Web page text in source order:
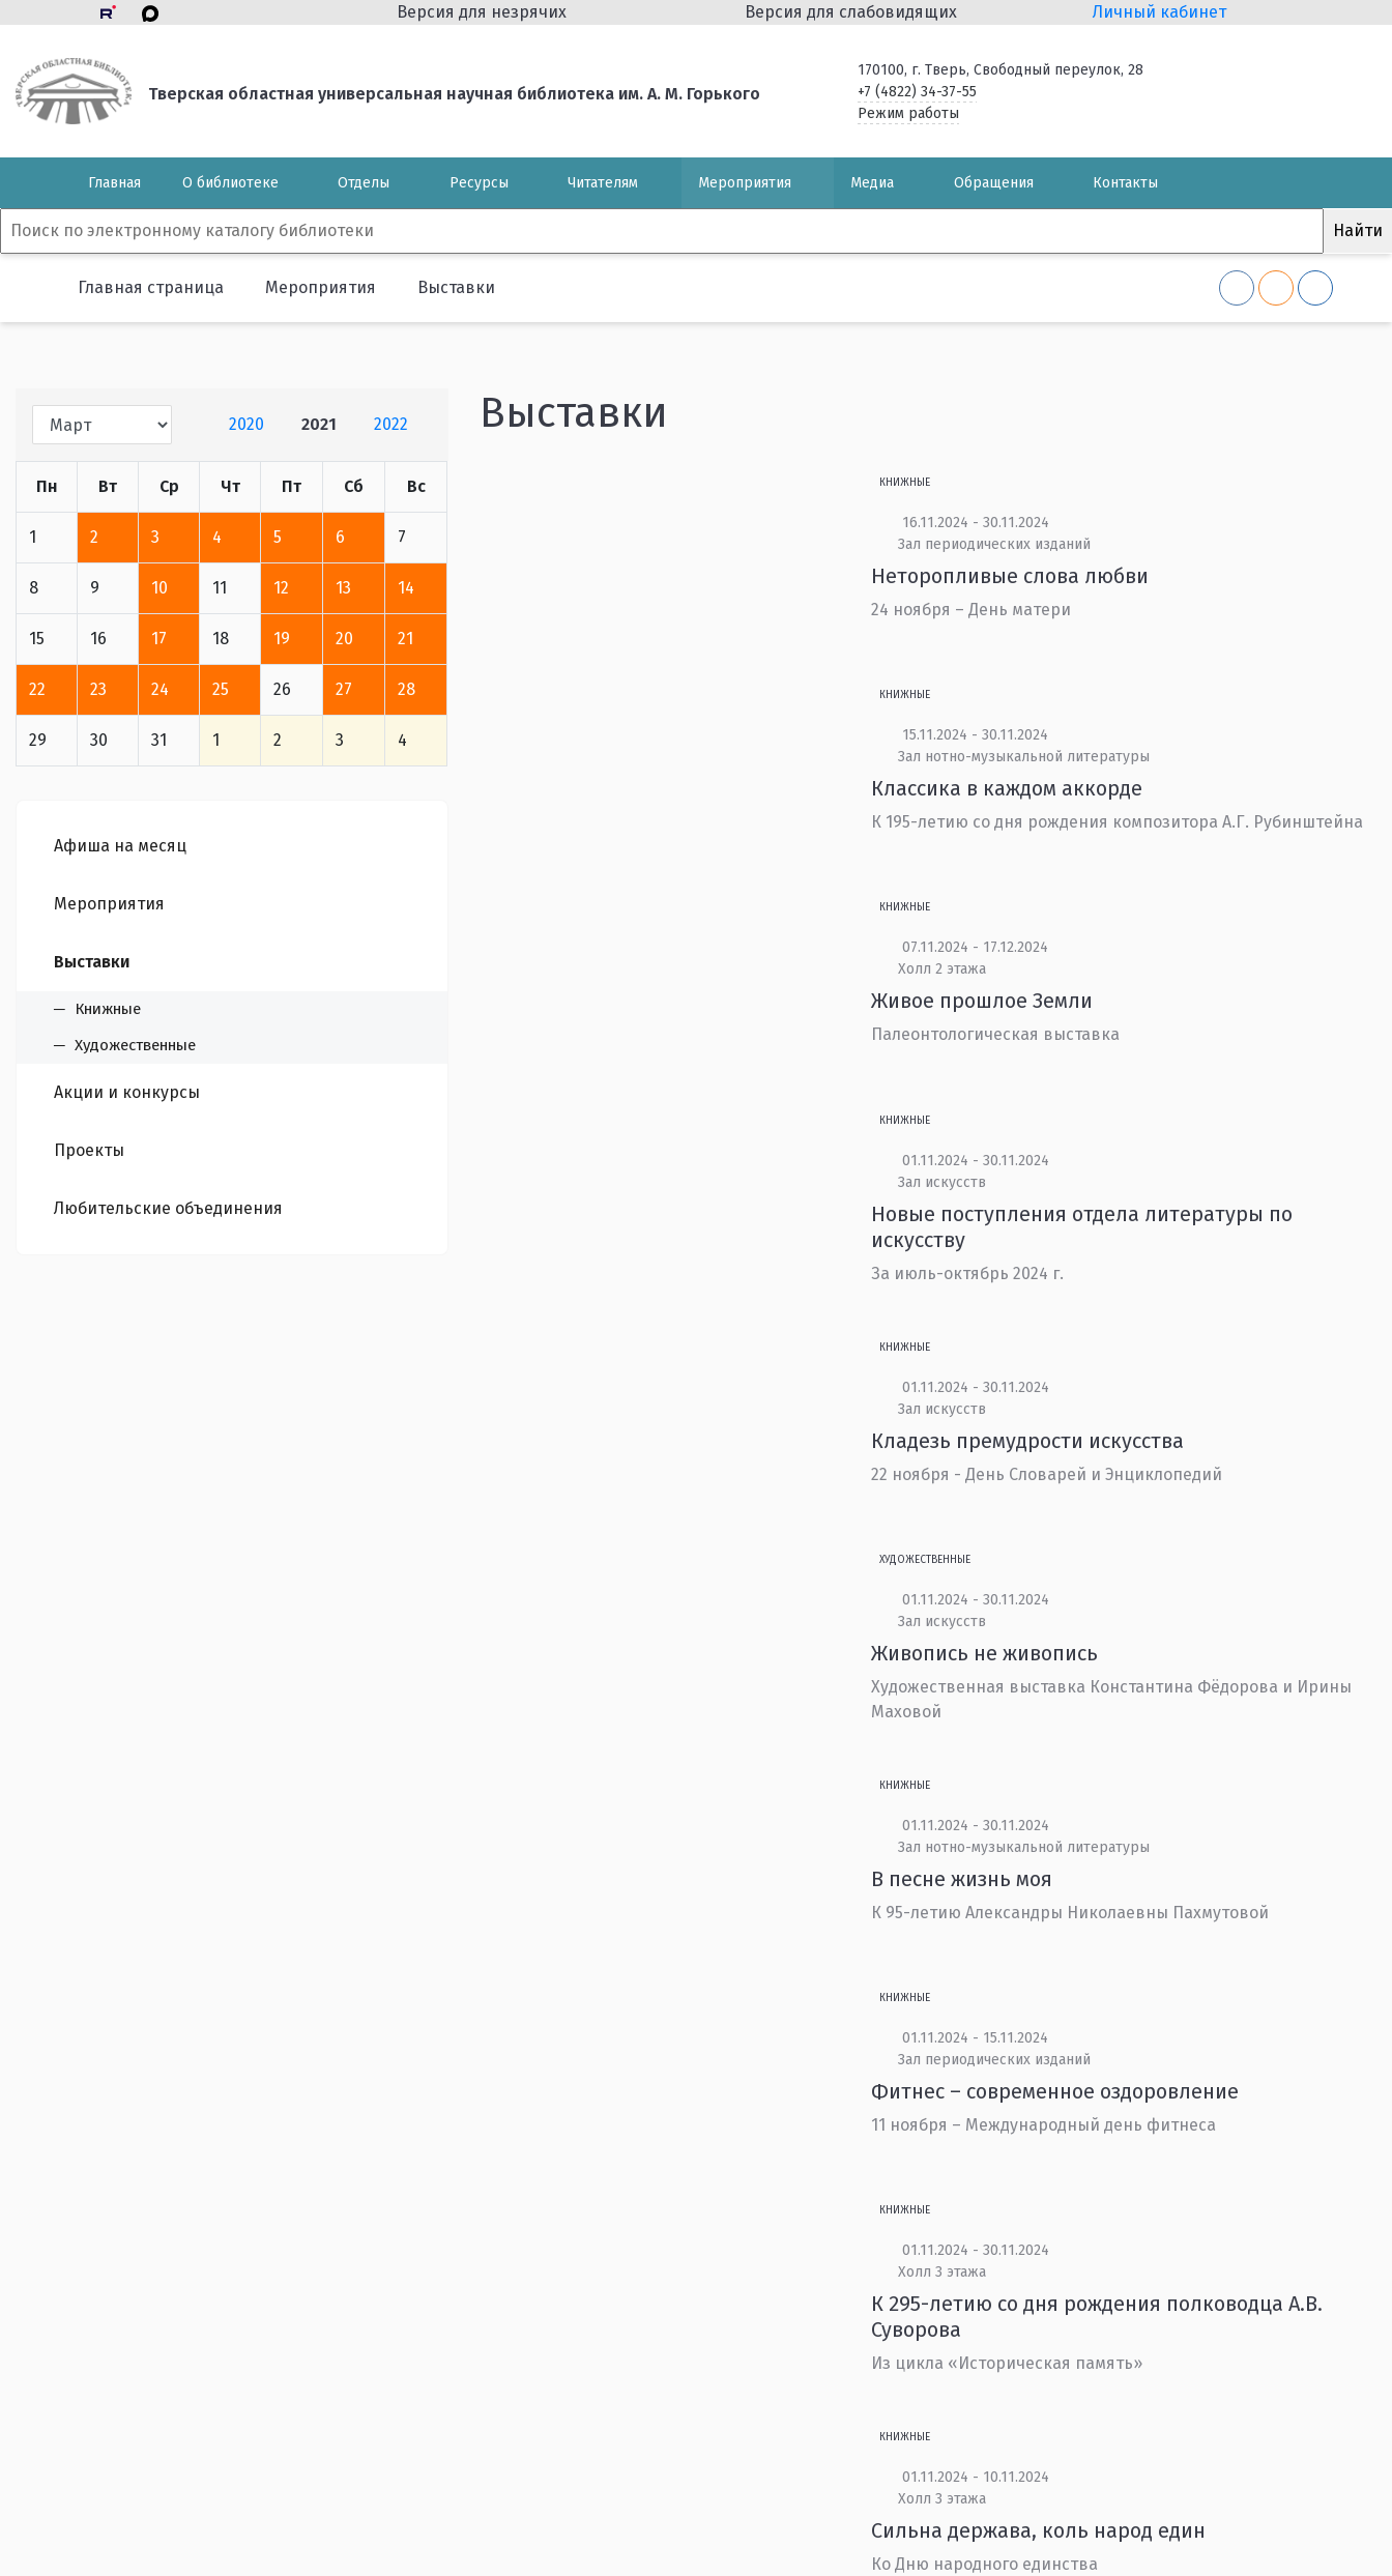
Версия для незрячих Версия для слабовидящих Личный кабинет
Тверская областная универсальная научная библиотека им. А. М. Горького
170100, г. Тверь, Свободный переулок, 28
+7 (4822) 34-37-55
Режим работы
Главная О библиотеке Отделы Ресурсы Читателям Мероприятия Медиа Обращения Контакты
Главная страница Мероприятия Выставки
2020 2021 2022
Пн Вт Ср Чт Пт Сб Вс
1 2 3 4 5 6 7
8 9 10 11 12 13 14
15 16 17 18 19 20 21
22 23 24 25 26 27 28
29 30 31 1 2 3 4
Афиша на месяц
Мероприятия
Выставки
Книжные
Художественные
Акции и конкурсы
Проекты
Любительские объединения
Выставки
КНИЖНЫЕ
16.11.2024 - 30.11.2024
Зал периодических изданий
Неторопливые слова любви
24 ноября – День матери
КНИЖНЫЕ
15.11.2024 - 30.11.2024
Зал нотно-музыкальной литературы
Классика в каждом аккорде
К 195-летию со дня рождения композитора А.Г. Рубинштейна
КНИЖНЫЕ
07.11.2024 - 17.12.2024
Холл 2 этажа
Живое прошлое Земли
Палеонтологическая выставка
КНИЖНЫЕ
01.11.2024 - 30.11.2024
Зал искусств
Новые поступления отдела литературы по
искусству
За июль-октябрь 2024 г.
КНИЖНЫЕ
01.11.2024 - 30.11.2024
Зал искусств
Кладезь премудрости искусства
22 ноября - День Словарей и Энциклопедий
ХУДОЖЕСТВЕННЫЕ
01.11.2024 - 30.11.2024
Зал искусств
Живопись не живопись
Художественная выставка Константина Фёдорова и Ирины
Маховой
КНИЖНЫЕ
01.11.2024 - 30.11.2024
Зал нотно-музыкальной литературы
В песне жизнь моя
К 95-летию Александры Николаевны Пахмутовой
КНИЖНЫЕ
01.11.2024 - 15.11.2024
Зал периодических изданий
Фитнес – современное оздоровление
11 ноября – Международный день фитнеса
КНИЖНЫЕ
01.11.2024 - 30.11.2024
Холл 3 этажа
К 295-летию со дня рождения полководца А.В.
Суворова
Из цикла «Историческая память»
КНИЖНЫЕ
01.11.2024 - 10.11.2024
Холл 3 этажа
Сильна держава, коль народ един
Ко Дню народного единства